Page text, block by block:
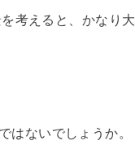
考えると、かなり大
はないでしょうか。